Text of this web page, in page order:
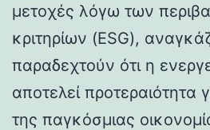
μετοχές λόγω των
κριτηρίων (ESG),
παραδεχτούν ότι η
αποτελεί προτεραιότητα
της παγκόσμιας